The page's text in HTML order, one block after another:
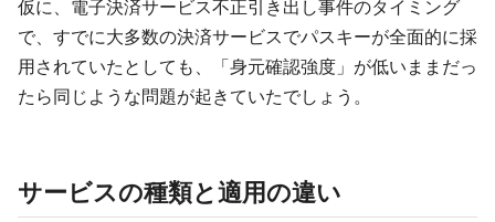
仮に、電子決済サービス不正引き出し事件のタイミング
で、すでに大多数の決済サービスでパスキーが全面的に採
用されていたとしても、「身元確認強度」が低いままだっ
たら同じような問題が起きていたでしょう。
サービスの種類と適用の違い